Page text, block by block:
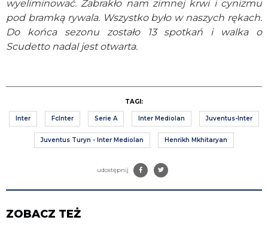
wyeliminować. Zabrakło nam zimnej krwi i cynizmu
pod bramką rywala. Wszystko było w naszych rękach.
Do końca sezonu zostało 13 spotkań i walka o
Scudetto nadal jest otwarta.
TAGI:
Inter FcInter Serie A Inter Mediolan Juventus-Inter
Juventus Turyn - Inter Mediolan Henrikh Mkhitaryan
udostępnij
ZOBACZ TEŻ